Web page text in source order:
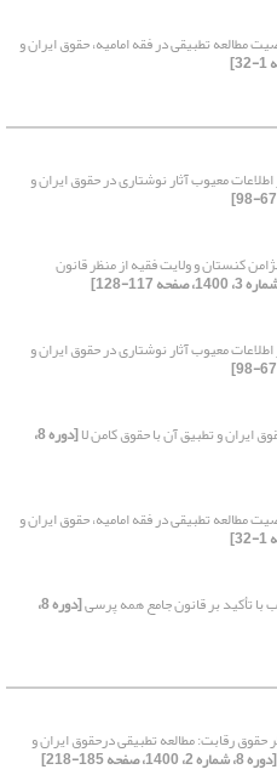
تطبیقی در فقه امامیه، حقوق ایران و
معیوب آثار نوشتاری در حقوق ایران و
کنستان و ولایت فقیه از منظر قانون
معیوب آثار نوشتاری در حقوق ایران و
ایران و تطبیق آن با حقوق کامن لا [دوره 8،
تطبیقی در فقه امامیه، حقوق ایران و
تأکید بر قانون جامع همه پرسی [دوره 8،
حقوق رقابت: مطالعه تطبیقی درحقوق ایران و
[دوره 8، شماره 2، 1400، صفحه 185-218]